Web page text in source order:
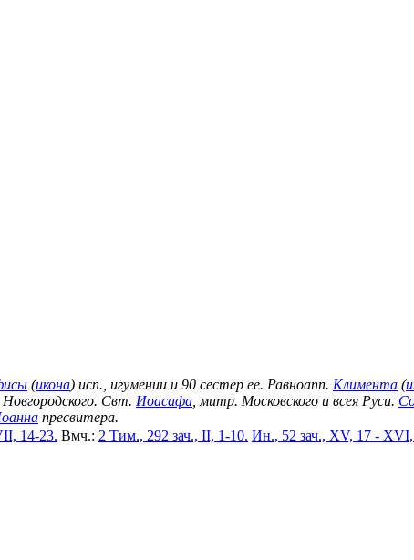
(икона) исп., игумении и 90 сестер ее. Равноапп. Климента (
Свт. Иоасафа , митр. Московского и всея Руси.
пресвитера.
14-23. Вмч.: 2 Тим., 292 зач., II, 1-10. Ин., 52 зач., XV, 17 -